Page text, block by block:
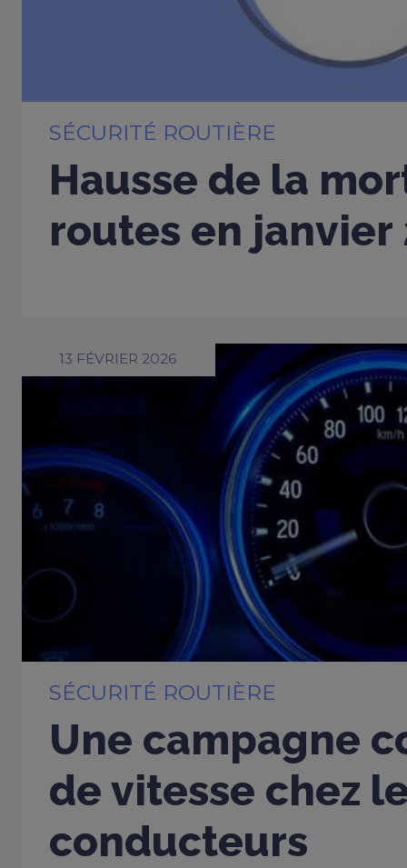
SÉCURITÉ ROUTIÈRE
Hausse de la
routes en janvier
13 FÉVRIER 2026
SÉCURITÉ ROUTIÈRE
Une campagne
de vitesse chez
conducteurs